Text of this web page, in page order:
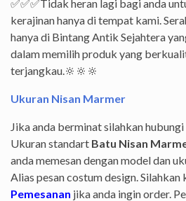
✅✅✅Tidak heran lagi bagi anda
kerajinan hanya di tempat kami.
hanya di Bintang Antik Sejahtera
dalam memilih produk yang
terjangkau.🔆 🔆 🔆
Ukuran Nisan Marmer
Jika anda berminat silahkan
Ukuran standart Batu Nisan
anda memesan dengan model dan
Alias pesan costum design.
Pemesanan jika anda ingin order.